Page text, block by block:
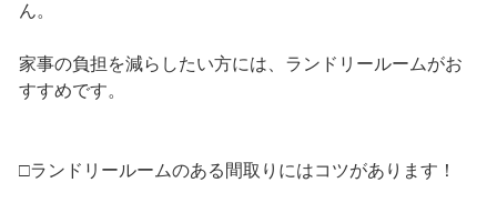
ん。
家事の負担を減らしたい方には、ランドリールームがお
すすめです。
□ランドリールームのある間取りにはコツがあります！